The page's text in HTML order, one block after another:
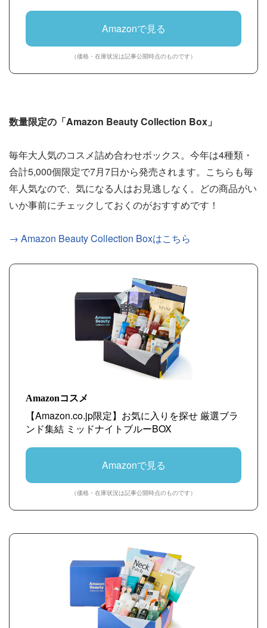
Amazonで見る
（価格・在庫状況は記事公開時点のものです）
数量限定の「Amazon Beauty Collection Box」
毎年大人気のコスメ詰め合わせボックス。今年は4種類・
合計5,000個限定で7月7日から発売されます。こちらも毎
年人気なので、気になる人はお見逃しなく。どの商品がい
いか事前にチェックしておくのがおすすめです！
→ Amazon Beauty Collection Boxはこちら
Amazonコスメ
【Amazon.co.jp限定】お気に入りを探せ 厳選ブラ
ンド集結 ミッドナイトブルーBOX
Amazonで見る
（価格・在庫状況は記事公開時点のものです）